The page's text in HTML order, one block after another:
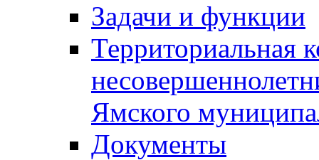
Задачи и функции
Территориальная
Ямского
Документы